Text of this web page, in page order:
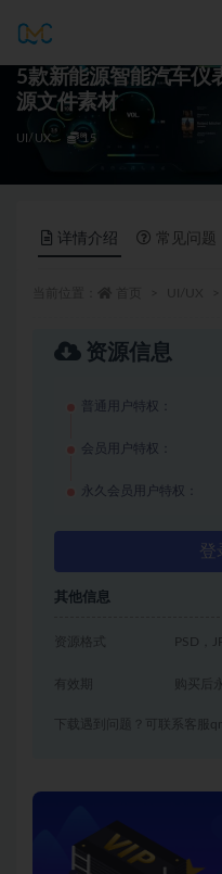
5款新能源智能汽车仪
源文件素材
UI/UX 15
详情介绍 常见问题
资源信息
普通用户特权：
会员用户特权：
永久会员用户特权：
登
其他信息
资源格式 PSD，
有效期 购买后
下载遇到问题？可联系客服